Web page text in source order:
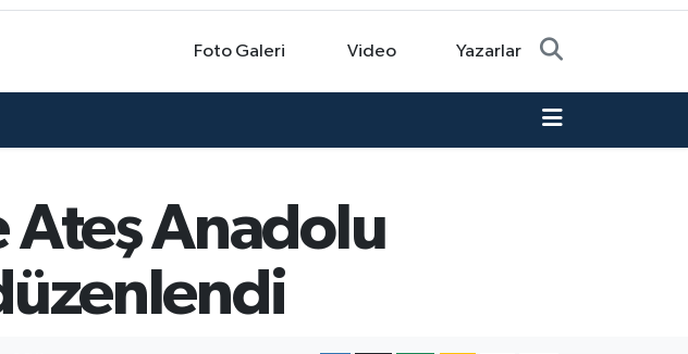
Foto Galeri Video Yazarlar
Ateş Anadolu